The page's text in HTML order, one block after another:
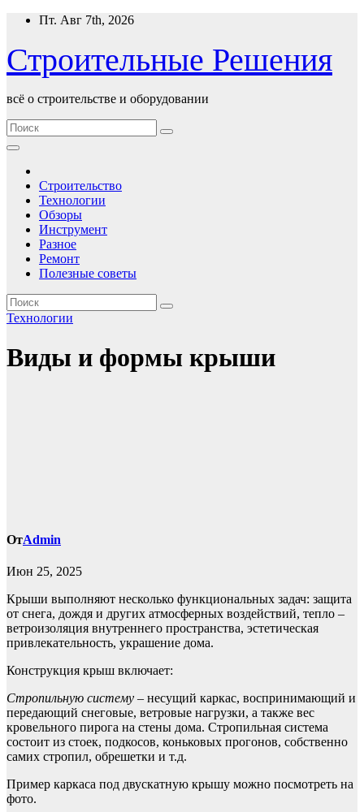
Перейти
содержимому
Пт. Авг 7th, 2026
Строительные Решения
всё о строительстве и оборудовании
Строительство
Технологии
Обзоры
Инструмент
Разное
Ремонт
Полезные советы
Технологии
Виды и формы крыши
ОтAdmin
Июн 25, 2025
Крыши выполняют несколько функциональных задач: защита
от снега, дождя и других атмосферных воздействий, тепло –
ветроизоляция внутреннего пространства, эстетическая
привлекательность, украшение дома.
Конструкция крыш включает:
Стропильную систему – несущий каркас, воспринимающий и
передающий снеговые, ветровые нагрузки, а также вес
кровельного пирога на стены дома. Стропильная система
состоит из стоек, подкосов, коньковых прогонов, собственно
самих стропил, обрешетки и т.д.
Пример каркаса под двускатную крышу можно посмотреть на
фото.